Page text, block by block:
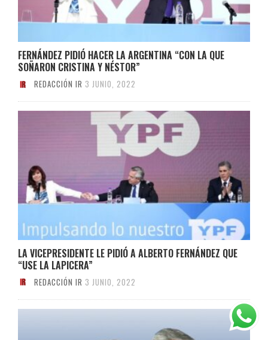
FERNÁNDEZ PIDIÓ HACER LA ARGENTINA “CON LA QUE
SOÑARON CRISTINA Y NÉSTOR”
REDACCIÓN IR 3 JUNIO, 2022
LA VICEPRESIDENTE LE PIDIÓ A ALBERTO FERNÁNDEZ QUE
“USE LA LAPICERA”
REDACCIÓN IR 3 JUNIO, 2022